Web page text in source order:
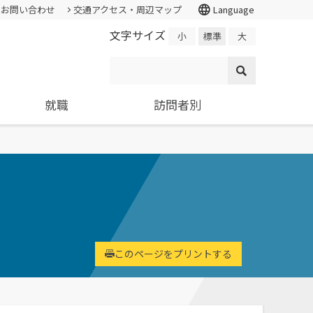
お問い合わせ 交通アクセス・周辺マップ language Language
文字サイズ 小 標準 大
環境問題･環境教育への取り組み
寄附金申込みのご案内
高度専門職業人を養成
進学相談会
全国各地おこなっている進学相談
会の会場、日程についてご案内
国の教育ローン、提携教育
ローン等
国の教育ローンと提携教育ローン
就職 訪問者別
このページをプリントする